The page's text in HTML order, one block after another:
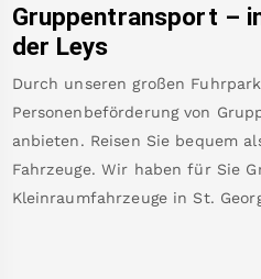
Gruppentransport –
der Leys
Durch unseren großen
Personenbeförderung von
anbieten. Reisen Sie bequem
Fahrzeuge. Wir haben für Sie
Kleinraumfahrzeuge in St.